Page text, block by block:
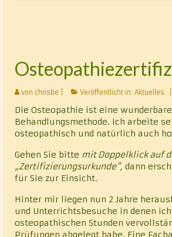
von chrisbe Veröffentlicht in: Aktuelles
Die Osteopathie ist eine wunderbare
Behandlungsmethode. Ich arbeite
osteopathisch und natürlich auch
Gehen Sie bitte mit Doppelklick auf
„Zertifizierungsurkunde“, dann
für Sie zur Einsicht.
Hinter mir liegen nun 2 Jahre
und Unterrichtsbesuche in denen
osteopathischen Stunden
Prüfungen abgelegt habe. Eine